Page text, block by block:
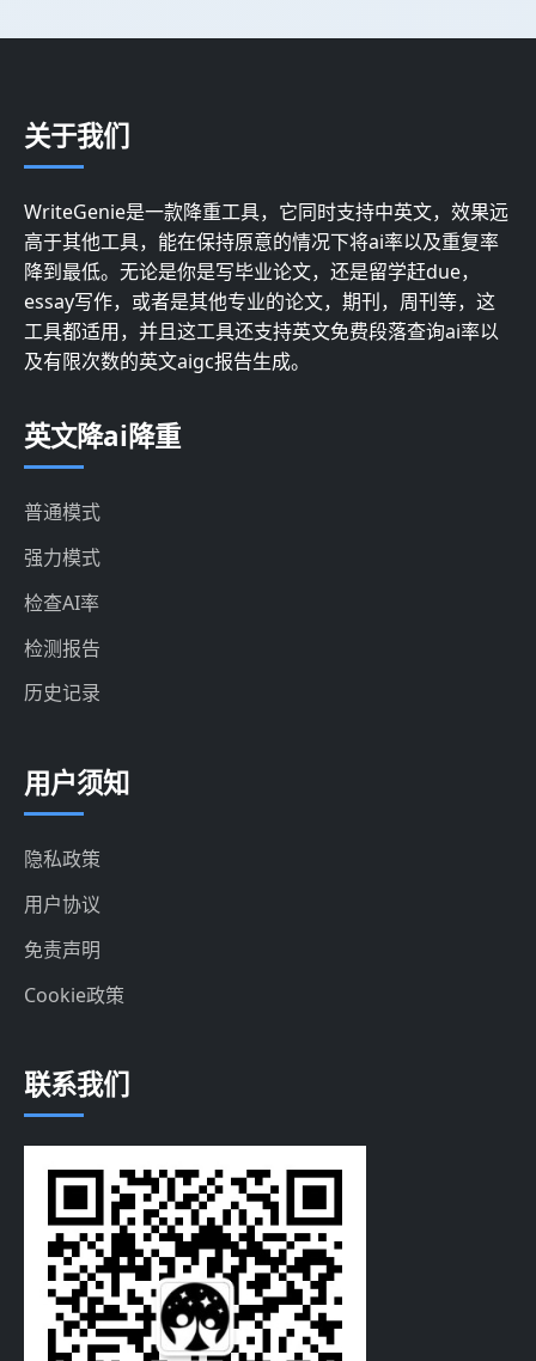
关于我们
WriteGenie是一款降重工具，它同时支持中英文，效果远
高于其他工具，能在保持原意的情况下将ai率以及重复率
降到最低。无论是你是写毕业论文，还是留学赶due，
essay写作，或者是其他专业的论文，期刊，周刊等，这
工具都适用，并且这工具还支持英文免费段落查询ai率以
及有限次数的英文aigc报告生成。
英文降ai降重
普通模式
强力模式
检查AI率
检测报告
历史记录
用户须知
隐私政策
用户协议
免责声明
Cookie政策
联系我们